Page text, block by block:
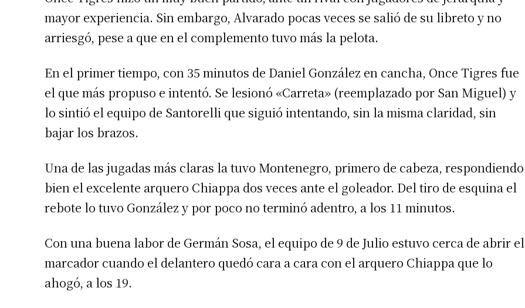
mayor experiencia. Sin embargo, Alvarado pocas veces se salió de su libreto y no
arriesgó, pese a que en el complemento tuvo más la pelota.
En el primer tiempo, con 35 minutos de Daniel González en cancha, Once Tigres fue
el que más propuso e intentó. Se lesionó «Carreta» (reemplazado por San Miguel) y
lo sintió el equipo de Santorelli que siguió intentando, sin la misma claridad, sin
bajar los brazos.
Una de las jugadas más claras la tuvo Montenegro, primero de cabeza, respondiendo
bien el excelente arquero Chiappa dos veces ante el goleador. Del tiro de esquina el
rebote lo tuvo González y por poco no terminó adentro, a los 11 minutos.
Con una buena labor de Germán Sosa, el equipo de 9 de Julio estuvo cerca de abrir el
marcador cuando el delantero quedó cara a cara con el arquero Chiappa que lo
ahogó, a los 19.